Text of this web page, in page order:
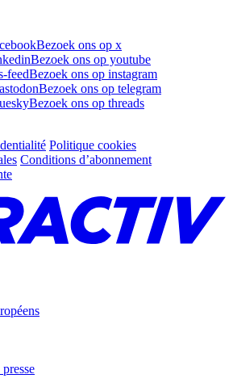
Bezoek ons op x
Bezoek ons op youtube
feedBezoek ons op instagram
Bezoek ons op telegram
Bezoek ons op threads
Politique cookies
Conditions d’abonnement